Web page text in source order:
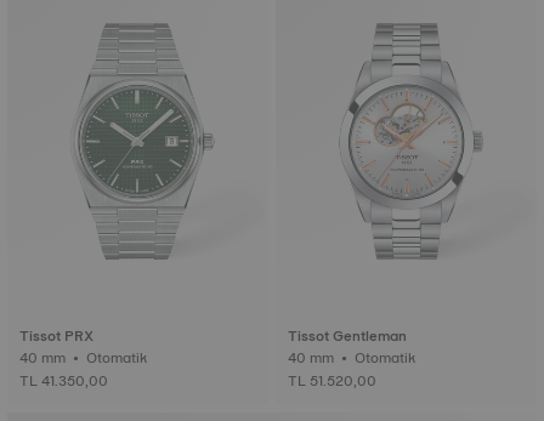
Tissot PRX
40 mm • Otomatik
TL 41.350,00
Tissot Gentleman
40 mm • Otomatik
TL 51.520,00